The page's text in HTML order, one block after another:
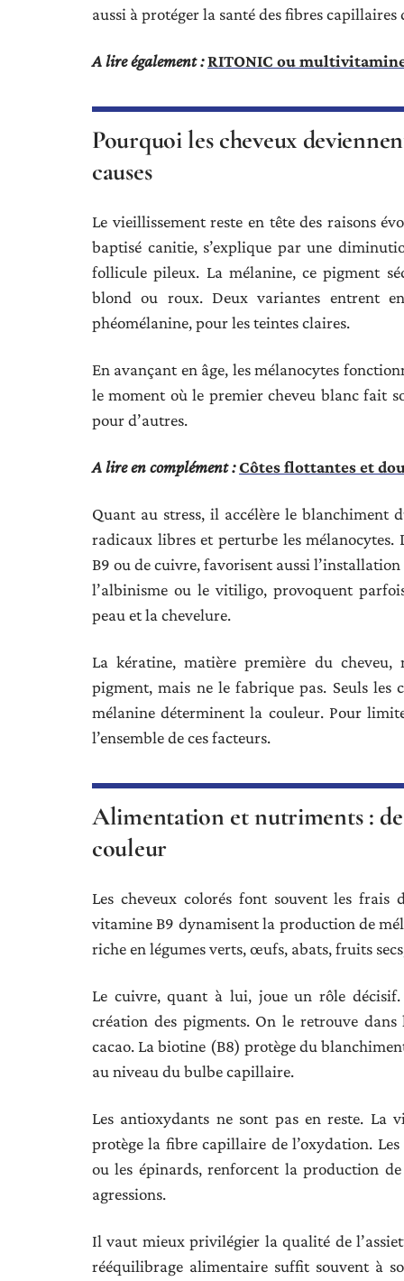
aussi à protéger la santé des fibres capillaires
A lire également :RITONIC ou
Pourquoi les cheveux
causes
Le vieillissement reste en tête des raisons
baptisé canitie, s’explique par une
follicule pileux. La mélanine, ce pigment
blond ou roux. Deux variantes entrent
phéomélanine, pour les teintes claires.
En avançant en âge, les mélanocytes
le moment où le premier cheveu blanc fait
pour d’autres.
A lire en complément :Côtes flottantes et
Quant au stress, il accélère le blanchiment
radicaux libres et perturbe les mélanocytes.
B9 ou de cuivre, favorisent aussi
l’albinisme ou le vitiligo, provoquent
peau et la chevelure.
La kératine, matière première du
pigment, mais ne le fabrique pas. Seuls les
mélanine déterminent la couleur. Pour
l’ensemble de ces facteurs.
Alimentation et nutriments :
couleur
Les cheveux colorés font souvent les frais
vitamine B9 dynamisent la production de
riche en légumes verts, œufs, abats, fruits
Le cuivre, quant à lui, joue un rôle
création des pigments. On le retrouve
cacao. La biotine (B8) protège du
au niveau du bulbe capillaire.
Les antioxydants ne sont pas en reste.
protège la fibre capillaire de l’oxydation.
ou les épinards, renforcent la production
agressions.
Il vaut mieux privilégier la qualité de
rééquilibrage alimentaire suffit souvent à